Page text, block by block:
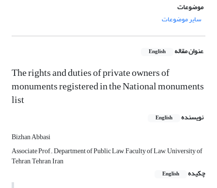
موضوعات
سایر موضوعات
عنوان مقاله English
The rights and duties of private owners of
monuments registered in the National monuments
list
نویسنده English
Bizhan Abbasi
Associate Prof., Department of Public Law, Faculty of Law, University of
Tehran, Tehran, Iran
چکیده
English